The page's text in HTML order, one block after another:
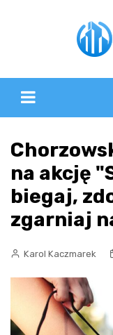
na akcję
biegaj,
zgarniaj
Karol Kaczmarek